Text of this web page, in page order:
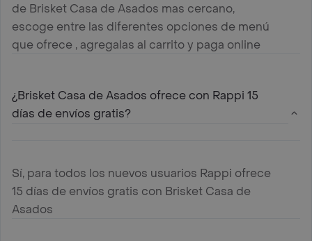
de Brisket Casa de Asados mas cercano,
escoge entre las diferentes opciones de menú
que ofrece , agregalas al carrito y paga online
¿Brisket Casa de Asados ofrece con Rappi 15
días de envíos gratis?
Sí, para todos los nuevos usuarios Rappi ofrece
15 días de envíos gratis con Brisket Casa de
Asados